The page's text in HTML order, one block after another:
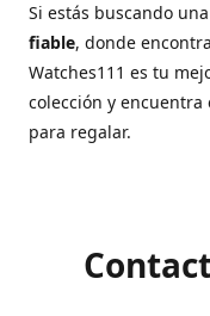
Si estás buscando una
fiable, donde
Watches111 es tu
colección y
para regalar.